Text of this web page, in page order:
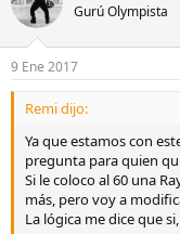
Gurú Olympista
9 Ene 2017
Remi dijo:
Ya que estamos con
pregunta para quien
Si le coloco al 60 una
más, pero voy a
La lógica me dice que